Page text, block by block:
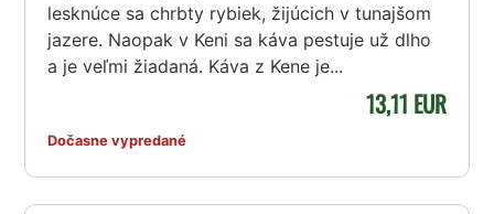
lesknúce sa chrbty rybiek, žijúcich v tunajšom
jazere. Naopak v Keni sa káva pestuje už dlho
a je veľmi žiadaná. Káva z Kene je...
Dočasne vypredané
13,11 EUR